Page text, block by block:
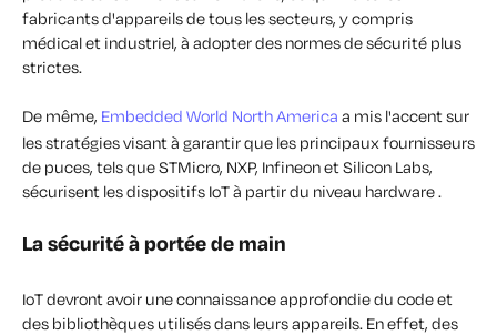
fabricants d'appareils de tous les secteurs, y compris
médical et industriel, à adopter des normes de sécurité plus
strictes.
De même, Embedded World North America a mis l'accent sur
les stratégies visant à garantir que les principaux fournisseurs
de puces, tels que STMicro, NXP, Infineon et Silicon Labs,
sécurisent les dispositifs IoT à partir du niveau hardware .
La sécurité à portée de main
IoT devront avoir une connaissance approfondie du code et
des bibliothèques utilisés dans leurs appareils. En effet, des